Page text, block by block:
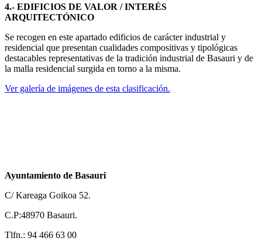
4.- EDIFICIOS DE VALOR / INTERÉS
ARQUITECTÓNICO
Se recogen en este apartado edificios de carácter industrial y
residencial que presentan cualidades compositivas y tipológicas
destacables representativas de la tradición industrial de Basauri y de
la malla residencial surgida en torno a la misma.
Ver galería de imágenes de esta clasificación.
Ayuntamiento de Basauri
C/ Kareaga Goikoa 52.
C.P:48970 Basauri.
Tlfn.: 94 466 63 00